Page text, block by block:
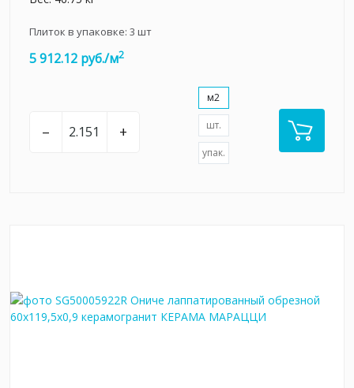
Плиток в упаковке: 3 шт
5 912.12 руб./м2
– +
м2
шт.
упак.